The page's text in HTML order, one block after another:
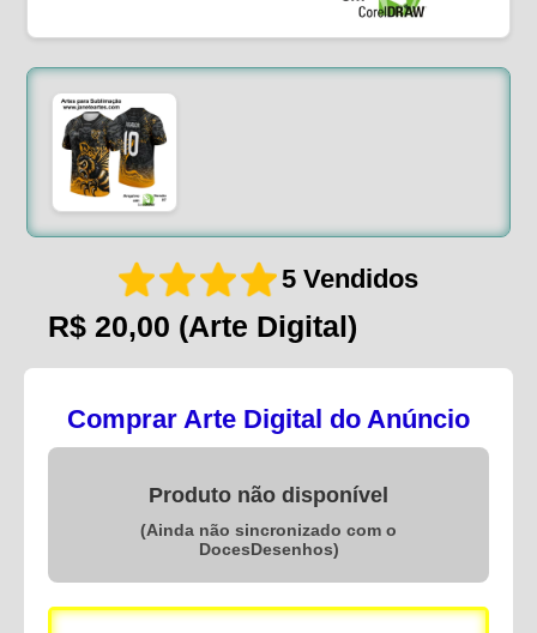
5 Vendidos
R$ 20,00 (Arte Digital)
Comprar Arte Digital do Anúncio
Produto não disponível
(Ainda não sincronizado com o
DocesDesenhos)